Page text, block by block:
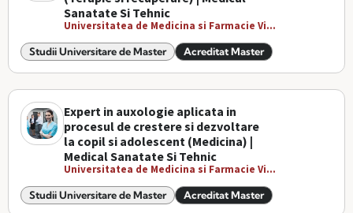
Sanatate Si Tehnic
Universitatea de Medicina si Farmacie Vi...
Studii Universitare de Master Acreditat Master
Expert in auxologie aplicata in
procesul de crestere si dezvoltare
la copil si adolescent (Medicina) |
Medical Sanatate Si Tehnic
Universitatea de Medicina si Farmacie Vi...
Studii Universitare de Master Acreditat Master